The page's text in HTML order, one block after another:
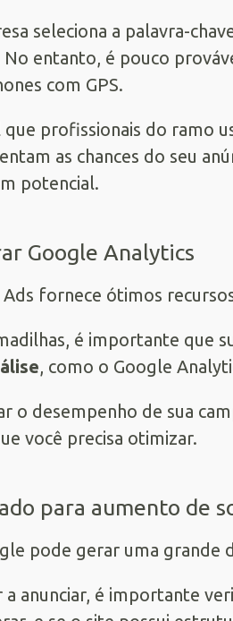
seleciona a palavra-
entanto, é pouco
com GPS.
profissionais do ramo
as chances do seu
potencial.
Google Analytics
fornece ótimos
é importante que
, como o Google
o desempenho de sua
você precisa otimizar.
para aumento de
pode gerar uma grande
a anunciar, é importante